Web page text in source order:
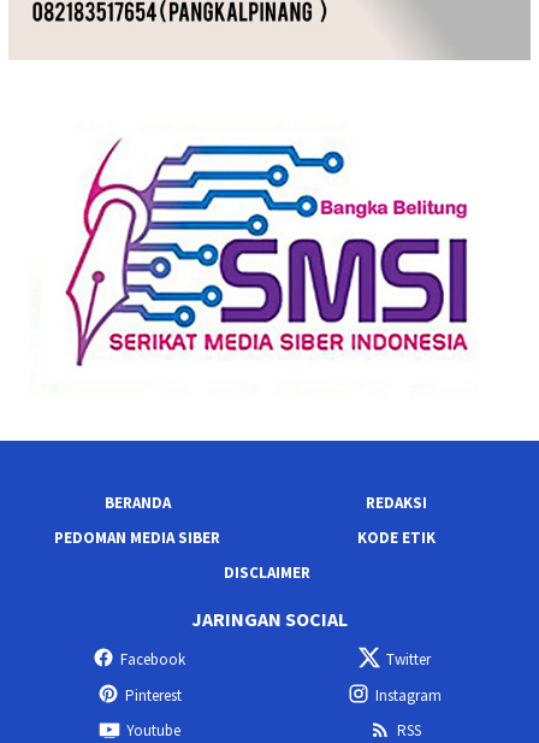
BERANDA
REDAKSI
PEDOMAN MEDIA SIBER
KODE ETIK
DISCLAIMER
JARINGAN SOCIAL
Facebook
Twitter
Pinterest
Instagram
Youtube
RSS